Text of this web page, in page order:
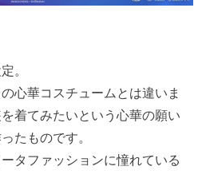
。
心華コスチュームとは違いま
着てみたいという心華の願い
たものです。
タファッションに憧れている